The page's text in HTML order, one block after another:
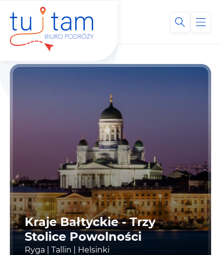
Kraje Bałtyckie - Trzy
Stolice Powolności
Ryga | Tallin | Helsinki